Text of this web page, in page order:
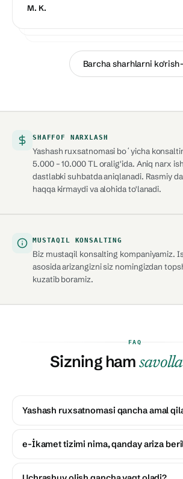
M. K.
Barcha sharhlarni ko'rish
SHAFFOF NARXLASH
Yashash ruxsatnomasi boʻyicha
5.000 – 10.000 TL oralig'ida. Aniq narx
dastlabki suhbatda aniqlanadi. Rasmiy
haqqa kirmaydi va alohida to'lanadi.
MUSTAQIL KONSALTING
Biz mustaqil konsalting kompaniyamiz.
asosida arizangizni siz nomingizdan
kuzatib boramiz.
FAQ
Sizning ham
Yashash ruxsatnomasi qancha amal
e-İkamet tizimi nima, qanday ariza